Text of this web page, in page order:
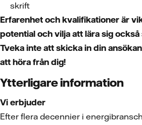
skrift
Erfarenhet och kvalifikationer är
potential och vilja att lära sig
Tveka inte att skicka in din
att höra från dig!
Ytterligare information
Vi erbjuder
Efter flera decennier i